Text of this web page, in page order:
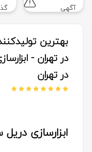
آگهی
بهترین
در تهران -
در تهران
ابزارسازی